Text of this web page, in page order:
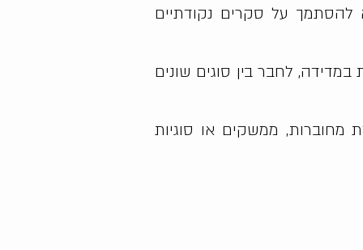
להסתמך על סקרים נקודתיים
לחבר בין סוגים שונים
מחוברות, ממשקים או סוגיות